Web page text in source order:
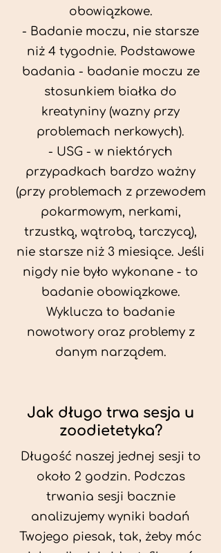
obowiązkowe.
- Badanie moczu, nie starsze
niż 4 tygodnie. Podstawowe
badania - badanie moczu ze
stosunkiem białka do
kreatyniny (wazny przy
problemach nerkowych).
- USG - w niektórych
przypadkach bardzo ważny
(przy problemach z przewodem
pokarmowym, nerkami,
trzustką, wątrobą, tarczycą),
nie starsze niż 3 miesiące. Jeśli
nigdy nie było wykonane - to
badanie obowiązkowe.
Wyklucza to badanie
nowotwory oraz problemy z
danym narządem.
Jak długo trwa sesja u
zoodietetyka?
Długość naszej jednej sesji to
około 2 godzin. Podczas
trwania sesji bacznie
analizujemy wyniki badań
Twojego piesak, tak, żeby móc